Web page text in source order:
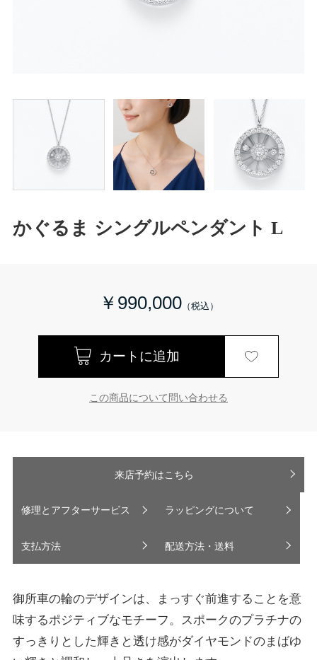
かぐるま シングルペンダント L
￥990,000
この商品について問い合わせる
来店予約はこちら
修理とアフターサービス ラッピングについて
支払方法 配送方法・送料
御所車の輪のデザインは、まっすぐ前進することを意
味するポジティブなモチーフ。スポークのプラチナの
すっきりとした輝きと透け感がダイヤモンドのまばゆ